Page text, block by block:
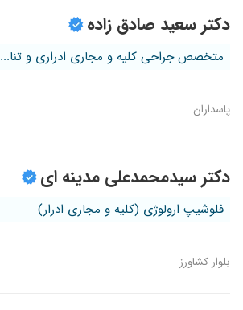
دکتر سعید صادق زاده
متخصص جراحی کلیه و مجاری ادراری و تنا...
پاسداران
دکتر سیدمحمدعلی مدینه ای
فلوشیپ ارولوژی (کلیه و مجاری ادرار)
بلوار کشاورز